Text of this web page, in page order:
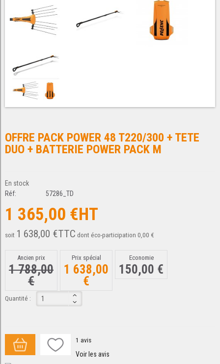
OFFRE PACK POWER 48 T220/300 + TETE
DUO + BATTERIE POWER PACK M
En stock
Réf:
57286_TD
1 365,00 €HT
soit 1 638,00 €TTC dont éco-participation 0,00 €
Ancien prix
1 788,00
€
Prix spécial
1 638,00
€
Economie
150,00 €
Quantité :
1 avis
Voir les avis